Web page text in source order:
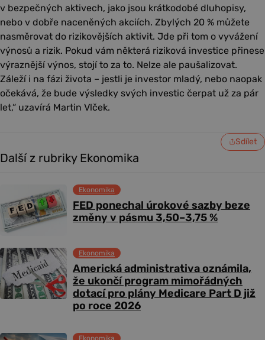
v bezpečných aktivech, jako jsou krátkodobé dluhopisy,
nebo v dobře naceněných akciích. Zbylých 20 % můžete
nasměrovat do rizikovějších aktivit. Jde při tom o vyvážení
výnosů a rizik. Pokud vám některá riziková investice přinese
výraznější výnos, stojí to za to. Nelze ale paušalizovat.
Záleží i na fázi života – jestli je investor mladý, nebo naopak
očekává, že bude výsledky svých investic čerpat už za pár
let,“ uzavírá Martin Vlček.
Sdílet
Další z rubriky Ekonomika
FED ponechal úrokové sazby beze
změny v pásmu 3,50–3,75 %
Ekonomika
Americká administrativa oznámila,
že ukončí program mimořádných
dotací pro plány Medicare Part D již
po roce 2026
Ekonomika
Ekonomika